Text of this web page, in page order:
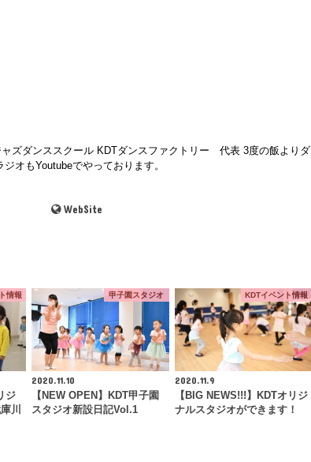
ズダンススクール KDTダンスファクトリー 代表 3度の飯よりダ
オもYoutubeでやっております。
WebSite
情報
ジ
川
甲子園スタジオ
2020.11.10
【NEW OPEN】KDT甲子園
スタジオ新設日記Vol.1
KDTイベント情報
2020.11.9
【BIG NEWS!!!】KDTオリジ
ナルスタジオができます！